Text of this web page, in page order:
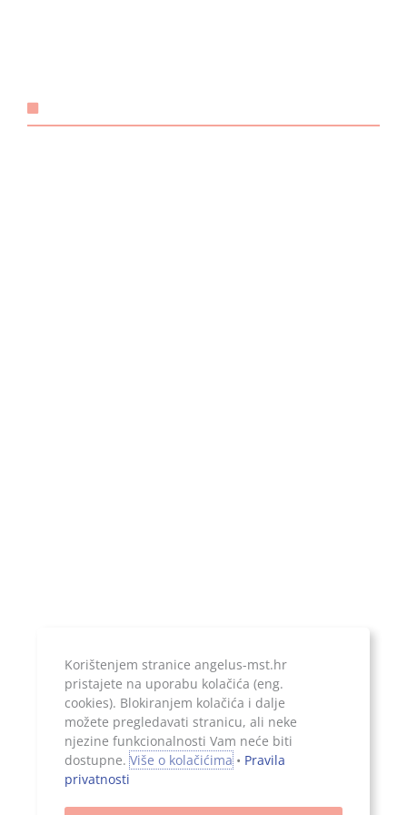
Jer ono što je zapisano, ostaje...
Sva prava pridržana, 2026. Angelus d.o.o.
Korištenjem stranice angelus-mst.hr
pristajete na uporabu kolačića (eng.
cookies). Blokiranjem kolačića i dalje
možete pregledavati stranicu, ali neke
njezine funkcionalnosti Vam neće biti
dostupne.Više o kolačićima• Pravila
privatnosti